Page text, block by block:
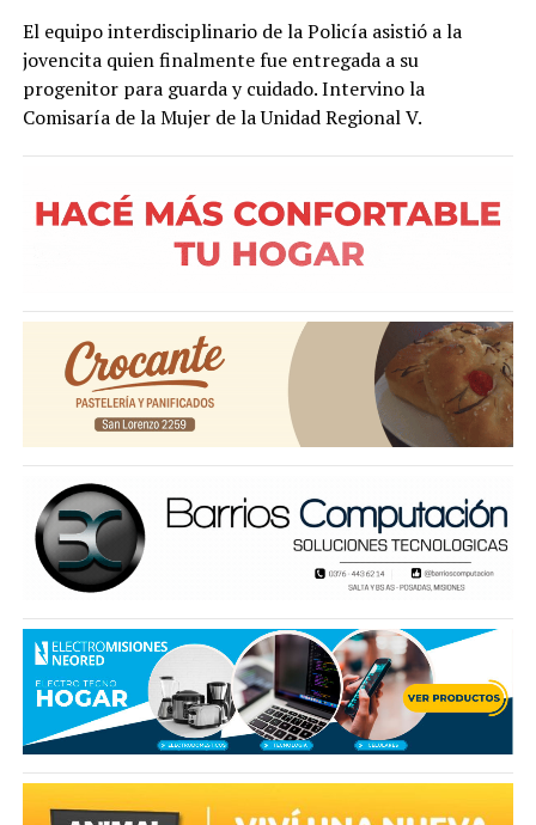
El equipo interdisciplinario de la Policía asistió a la
jovencita quien finalmente fue entregada a su
progenitor para guarda y cuidado. Intervino la
Comisaría de la Mujer de la Unidad Regional V.